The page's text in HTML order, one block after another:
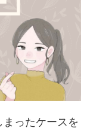
ったケースを